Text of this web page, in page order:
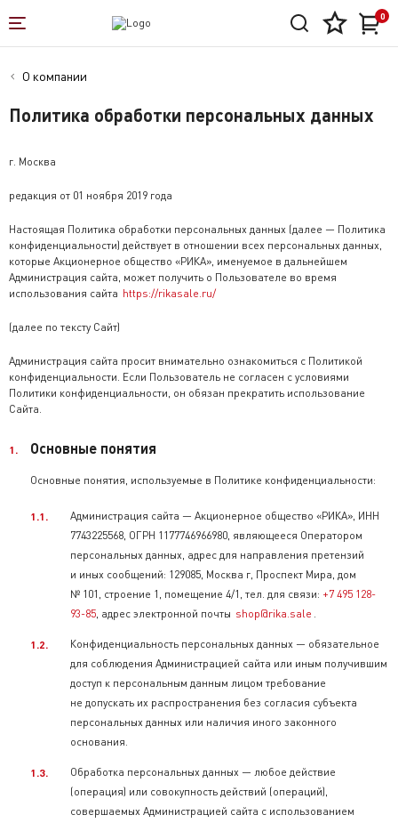
0
О компании
Политика обработки персональных данных
г. Москва
редакция от 01 ноября 2019 года
Настоящая Политика обработки персональных данных (далее — Политика
конфиденциальности) действует в отношении всех персональных данных,
которые Акционерное общество «РИКА», именуемое в дальнейшем
Администрация сайта, может получить о Пользователе во время
использования сайта https://rikasale.ru/
(далее по тексту Сайт)
Администрация сайта просит внимательно ознакомиться с Политикой
конфиденциальности. Если Пользователь не согласен с условиями
Политики конфиденциальности, он обязан прекратить использование
Сайта.
Основные понятия
Основные понятия, используемые в Политике конфиденциальности:
Администрация сайта — Акционерное общество «РИКА», ИНН
7743225568, ОГРН 1177746966980, являющееся Оператором
персональных данных, адрес для направления претензий
и иных сообщений: 129085, Москва г, Проспект Мира, дом
№ 101, строение 1, помещение 4/1, тел. для связи: +7 495 128-
93-85, адрес электронной почты shop@rika.sale .
Конфиденциальность персональных данных — обязательное
для соблюдения Администрацией сайта или иным получившим
доступ к персональным данным лицом требование
не допускать их распространения без согласия субъекта
персональных данных или наличия иного законного
основания.
Обработка персональных данных — любое действие
(операция) или совокупность действий (операций),
совершаемых Администрацией сайта с использованием